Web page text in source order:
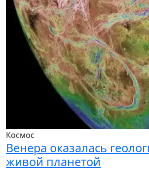
Космос
Венера оказалась
живой планетой